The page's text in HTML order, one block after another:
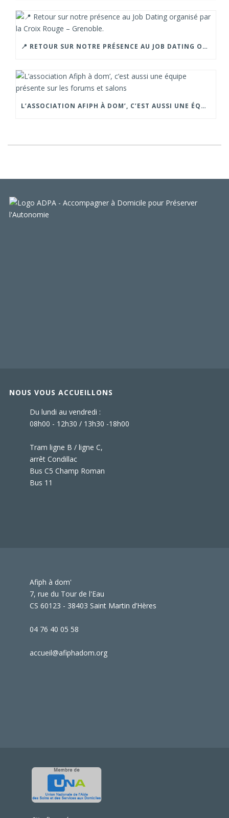
📍 RETOUR SUR NOTRE PRÉSENCE AU JOB DATING ORGANISÉ PAR LA CROIX ROUGE – GRENOBLE.
L’ASSOCIATION AFIPH À DOM’, C’EST AUSSI UNE ÉQUIPE PRÉSENTE SUR LES FORUMS ET SALONS
NOUS VOUS ACCUEILLONS
Du lundi au vendredi :
08h00 - 12h30 / 13h30 -18h00
Tram ligne B / ligne C,
arrêt Condillac
Bus C5 Champ Roman
Bus 11
Afiph à dom'
7, rue du Tour de l'Eau
CS 60123 - 38403 Saint Martin d’Hères
04 76 40 05 58
accueil@afiphadom.org